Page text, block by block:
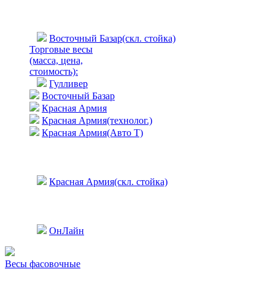
Восточный Базар(скл. стойка)
Торговые весы
(масса, цена,
стоимость):
Гулливер
Восточный Базар
Красная Армия
Красная Армия(технолог.)
Красная Армия(Авто Т)
Красная Армия(скл. стойка)
ОнЛайн
Весы фасовочные